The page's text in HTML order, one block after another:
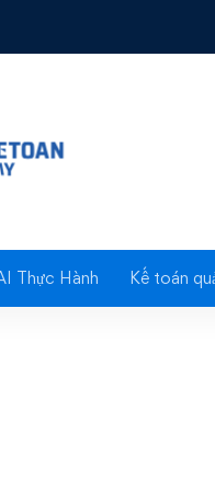
Thực Hành Kế toán